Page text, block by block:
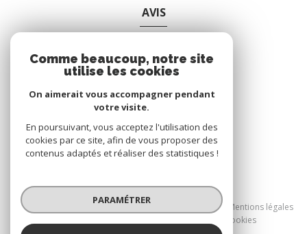
AVIS
© 2026 | Tous droits réservés
Nos partenaires
Nos honoraires
Mentions légales
Cookies
Comme beaucoup, notre site
utilise les cookies
On aimerait vous accompagner pendant
votre visite.
En poursuivant, vous acceptez l'utilisation des
cookies par ce site, afin de vous proposer des
contenus adaptés et réaliser des statistiques !
PARAMÉTRER